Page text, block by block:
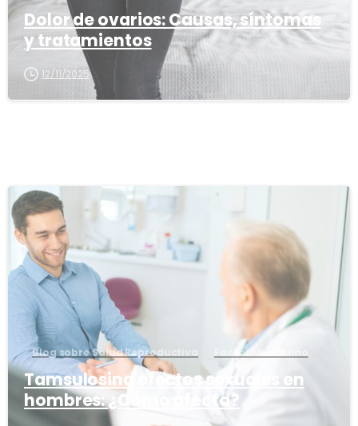
Dolor de ovarios: Causas, síntomas
y tratamientos
12/11/2025
Blog sobre Salud Reproductiva Factor Masculino
Tamsulosina efectos sexuales en
hombres: ¿Cómo afecta?